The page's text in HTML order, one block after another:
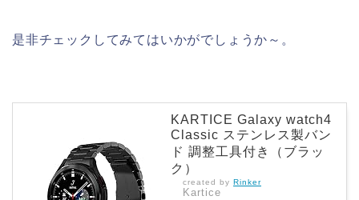
是非チェックしてみてはいかがでしょうか～。
KARTICE Galaxy watch4
Classic ステンレス製バン
ド 調整工具付き（ブラッ
ク）
created by Rinker
Kartice